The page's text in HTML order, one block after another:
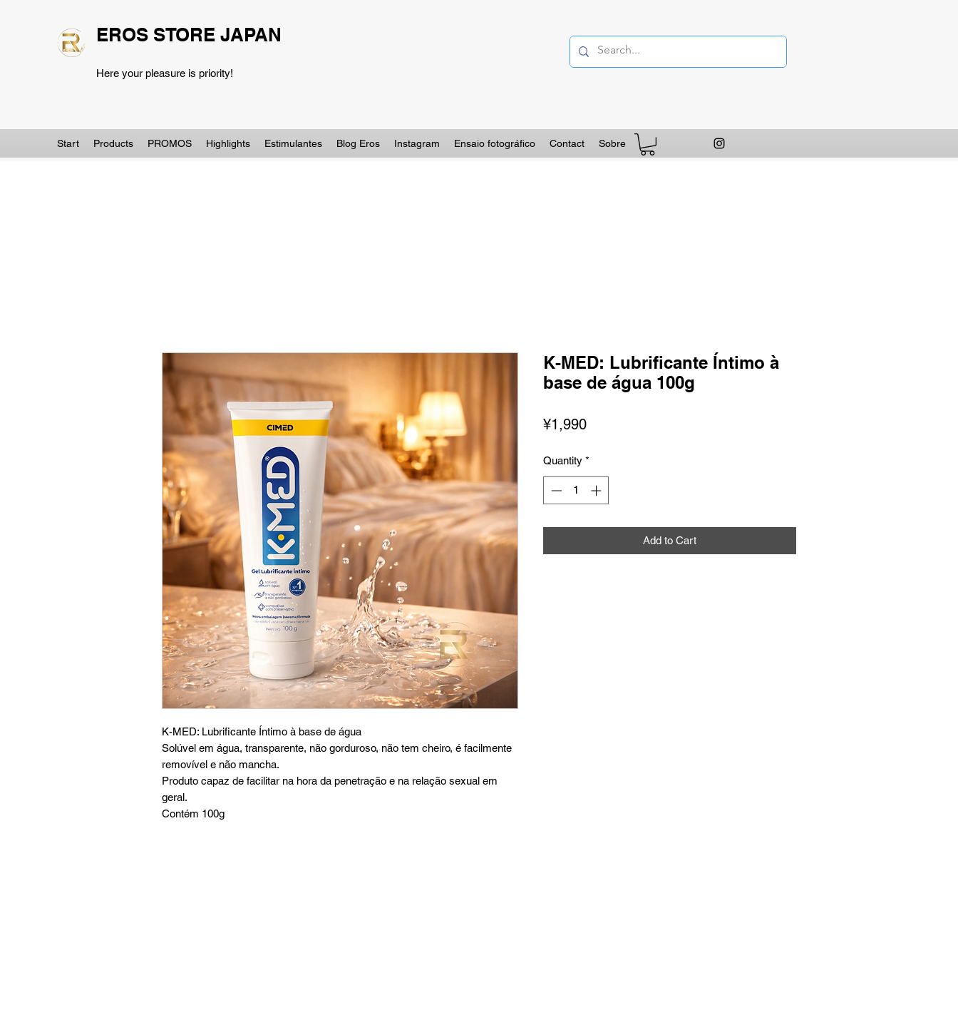
EROS STORE JAPAN
Here your pleasure is priority!
Start Products PROMOS Highlights Estimulantes Blog Eros Instagram Ensaio fotográfico Contact Sobre
K-MED: Lubrificante Íntimo à base de água
Solúvel em água, transparente, não gorduroso, não tem cheiro, é facilmente
removível e não mancha.
Produto capaz de facilitar na hora da penetração e na relação sexual em
geral.
Contém 100g
K-MED: Lubrificante Íntimo à
base de água 100g
¥1,990Price
Quantity *
Add to Cart